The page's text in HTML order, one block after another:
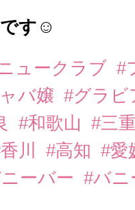
す☺️
ュークラブ #
バ嬢 #グラ
#和歌山
#三
川 #高知 #愛
ーバー #バ